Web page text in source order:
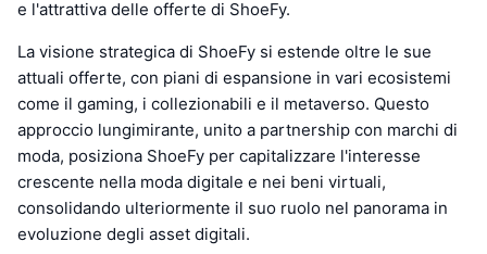
e l'attrattiva delle offerte di ShoeFy.
La visione strategica di ShoeFy si estende oltre le sue
attuali offerte, con piani di espansione in vari ecosistemi
come il gaming, i collezionabili e il metaverso. Questo
approccio lungimirante, unito a partnership con marchi di
moda, posiziona ShoeFy per capitalizzare l'interesse
crescente nella moda digitale e nei beni virtuali,
consolidando ulteriormente il suo ruolo nel panorama in
evoluzione degli asset digitali.